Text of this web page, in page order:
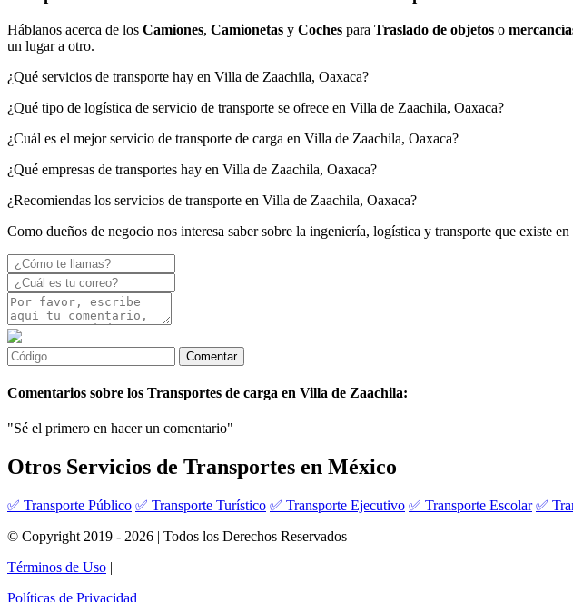
Háblanos acerca de los Camiones, Camionetas y Coches para Traslado de objetos o
un lugar a otro.
¿Qué servicios de transporte hay en Villa de Zaachila, Oaxaca?
¿Qué tipo de logística de servicio de transporte se ofrece en Villa de Zaachila, Oaxaca?
¿Cuál es el mejor servicio de transporte de carga en Villa de Zaachila, Oaxaca?
¿Qué empresas de transportes hay en Villa de Zaachila, Oaxaca?
¿Recomiendas los servicios de transporte en Villa de Zaachila, Oaxaca?
Como dueños de negocio nos interesa saber sobre la ingeniería, logística y transporte que existe
Comentarios sobre los Transportes de carga en Villa de Zaachila:
"Sé el primero en hacer un comentario"
Otros Servicios de Transportes en México
✅ Transporte Público ✅ Transporte Turístico ✅ Transporte Ejecutivo ✅ Transporte Escolar ✅
© Copyright 2019 - 2026 | Todos los Derechos Reservados
Términos de Uso |
Políticas de Privacidad